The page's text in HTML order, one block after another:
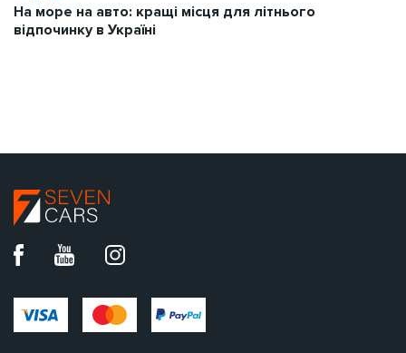
На море на авто: кращі місця для літнього
відпочинку в Україні